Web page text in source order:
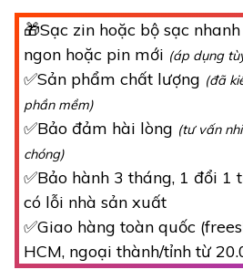
🎁Sạc zin hoặc bộ sạc
ngon hoặc pin mới (áp dụng
✅Sản phẩm chất lượng (đã
phần mềm)
✅Bảo đảm hài lòng (tư vấn
chóng)
✅Bảo hành 3 tháng, 1 đổi 1
có lỗi nhà sản xuất
✅Giao hàng toàn quốc
HCM, ngoại thành/tỉnh từ